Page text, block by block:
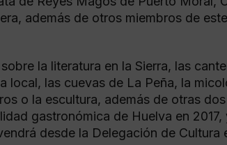
además de otros miembros de
la literatura en la Sierra, las
local, las cuevas de La Peña, la
o la escultura, además de otras
gastronómica de Huelva en
desde la Delegación de Cultura